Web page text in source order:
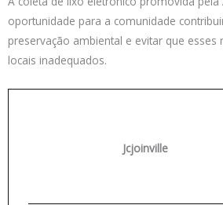
oportunidade para a comunidade
preservação ambiental e evitar que esses
locais inadequados.
Jcjoinville